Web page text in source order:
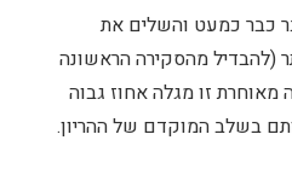
נערכת הבדיקה – העובר כבר כמעט והשלים את
(להבדיל מהסקירה הראשונה
זו מגלה אחוז גבוה
בשלב המוקדם של ההריון.